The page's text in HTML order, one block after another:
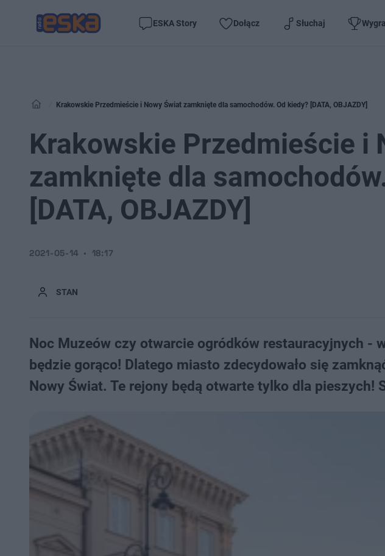
ESKA Story Dołącz Słuchaj
Krakowskie Przedmieście i Nowy Świat zamknięte dla samochodów. Od kiedy? [DATA, OBJAZDY]
Krakowskie Przedmieście i
zamknięte dla
[DATA, OBJAZDY]
STAN
2021-05-14 18:17
Noc Muzeów czy otwarcie ogródków restauracyjnych -
będzie gorąco! Dlatego miasto zdecydowało się
Nowy Świat. Te rejony będą otwarte tylko dla pieszych!